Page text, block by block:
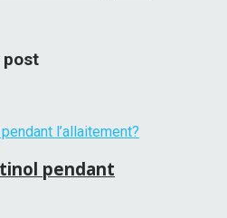
post
pendant